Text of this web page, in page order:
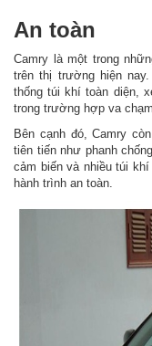
An toàn
Camry là một trong
trên thị trường hiện
thống túi khí toàn diện,
trong trường hợp va chạm.
Bên cạnh đó, Camry
tiên tiến như phanh
cảm biến và nhiều túi
hành trình an toàn.